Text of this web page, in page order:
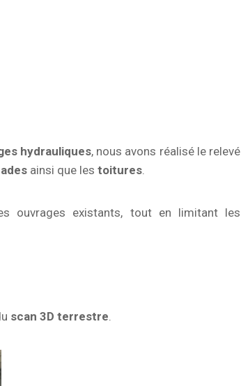
hydrauliques, nous avons réalisé le relevé
ainsi que les toitures
ouvrages existants, tout en limitant les
scan 3D terrestre